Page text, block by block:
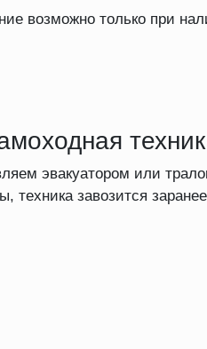
возможно только при
эвакуатором или
техника завозится